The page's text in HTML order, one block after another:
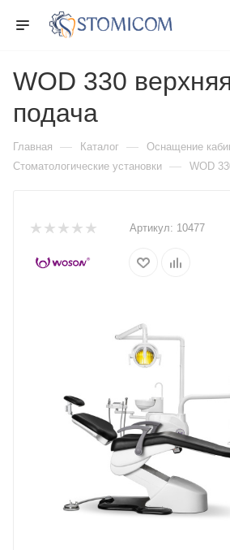
WOD 330 верхняя
подача
Главная — Каталог — Оснащение
Стоматологические установки — WOD
Артикул: 10477